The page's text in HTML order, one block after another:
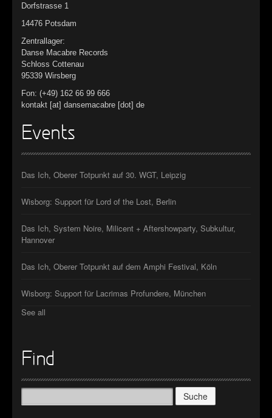
Dorfstrasse 1
14476 Potsdam
Zentrallager:
Danse Macabre Records
Schloss Cottenau
95339 Wirsberg
Fon: (+49) 162 66 99 666
kontakt [at] dansemacabre [dot] de
Events
Das Ich, Oberer Totpunkt auf 30. WGT, Leipzig
Wisborg: Support für Lord of the Lost, Berlin
Das Ich, System Noire, Milicent + Aftershowparty, Subkultur,
Hannover
Das Ich, Oberer Totpunkt auf dem Amphi Festival, Köln
Wisborg: Support für Lacrimas Profundere, München
See all
Find
Suche
nach: